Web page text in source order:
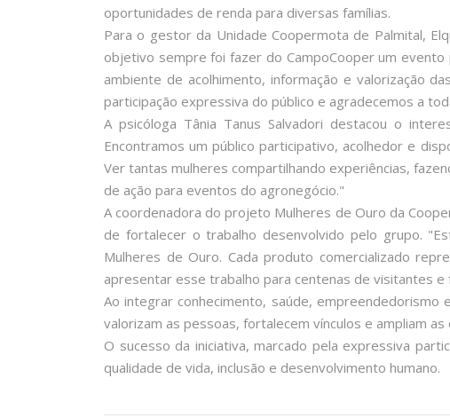
oportunidades de renda para diversas famílias.
Para o gestor da Unidade Coopermota de Palmital,
objetivo sempre foi fazer do CampoCooper um
ambiente de acolhimento, informação e valorização
participação expressiva do público e agradecemos a
A psicóloga Tânia Tanus Salvadori destacou o
Encontramos um público participativo, acolhedor e
Ver tantas mulheres compartilhando experiências,
de ação para eventos do agronegócio."
A coordenadora do projeto Mulheres de Ouro da
de fortalecer o trabalho desenvolvido pelo grupo.
Mulheres de Ouro. Cada produto comercializado
apresentar esse trabalho para centenas de visitantes
Ao integrar conhecimento, saúde,
valorizam as pessoas, fortalecem vínculos e ampliam
O sucesso da iniciativa, marcado pela expressiva
qualidade de vida, inclusão e desenvolvimento humano.